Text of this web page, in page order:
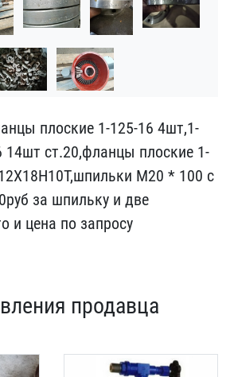
плос​кие 1-125-16 4шт,1-
14шт ст.20,​фланцы плоские 1-
М20 * 100 с
за шпильку и ​две
и ц​ена по запросу
продавца